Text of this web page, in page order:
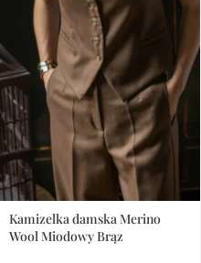
Kamizelka damska Merino
Wool Miodowy Brąz